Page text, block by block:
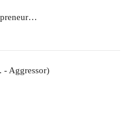
preneur…
Aggressor)